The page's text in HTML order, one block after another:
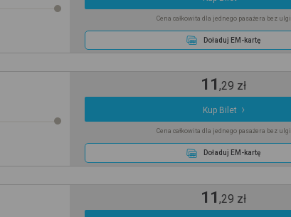
Cena całkowita dla jednego pasażera bez ulgi
Doładuj EM-kartę
11,29 zł
Kup Bilet
Cena całkowita dla jednego pasażera bez ulgi
Doładuj EM-kartę
11,29 zł